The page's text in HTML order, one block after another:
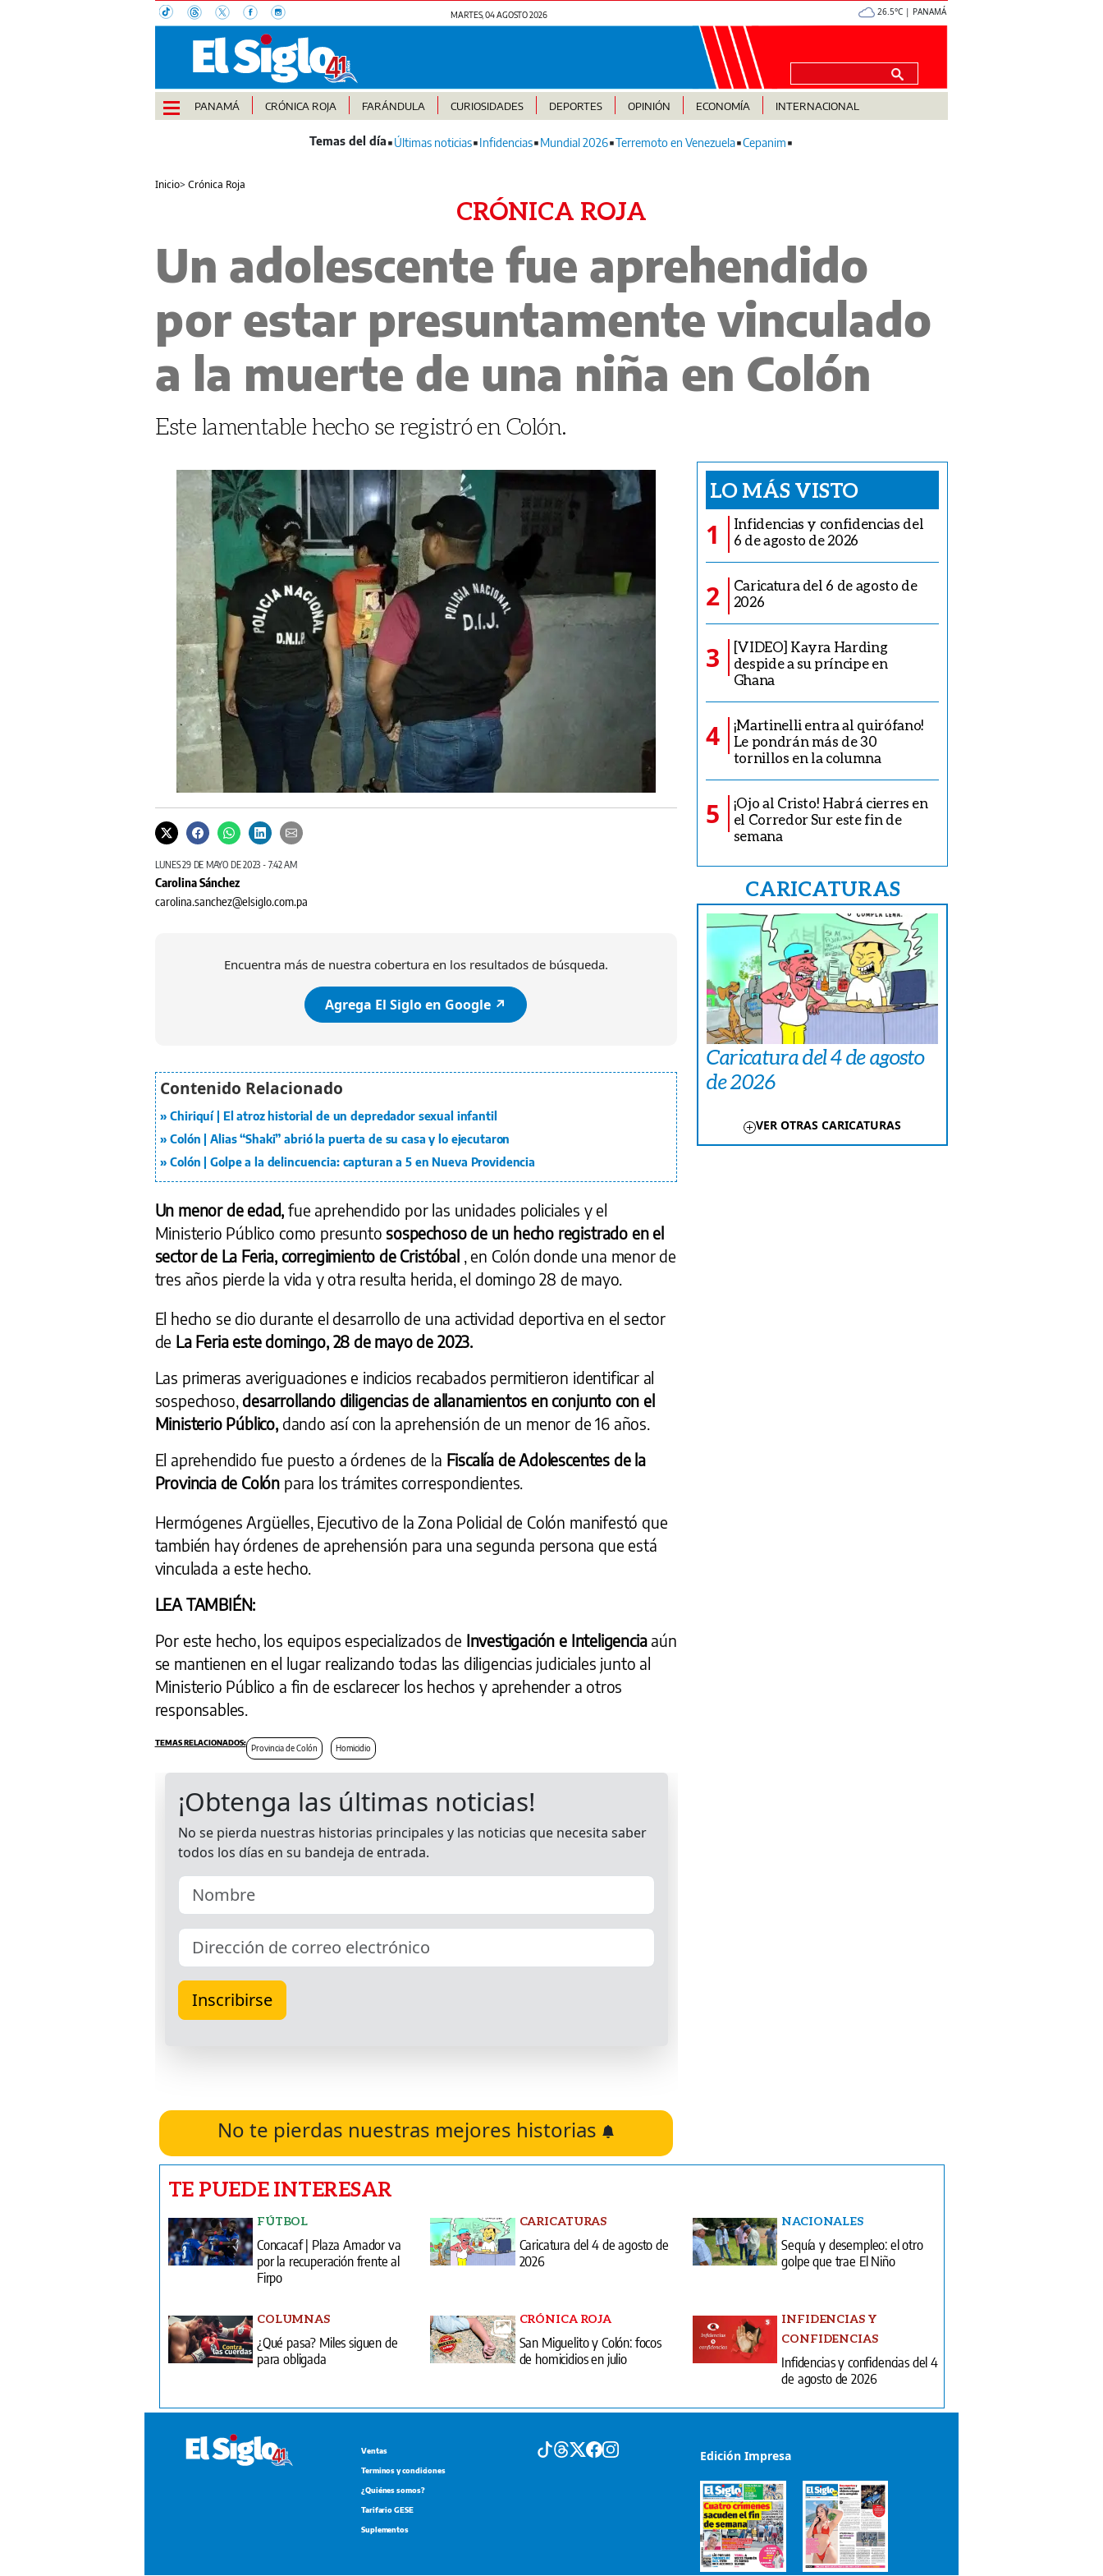
MARTES, 04 AGOSTO 2026 26.5°C | PANAMÁ
PANAMÁ CRÓNICA ROJA FARÁNDULA CURIOSIDADES DEPORTES OPINIÓN ECONOMÍA INTERNACIONAL
Últimas noticias Infidencias Mundial 2026 Terremoto en Venezuela Cepanim
Inicio>Crónica Roja
CRÓNICA ROJA
Un adolescente fue aprehendido
por estar presuntamente vinculado
a la muerte de una niña en Colón
Este lamentable hecho se registró en Colón.
LUNES 29 DE MAYO DE 2023 - 7:42 AM
Carolina Sánchez
carolina.sanchez@elsiglo.com.pa
Encuentra más de nuestra cobertura en los resultados de búsqueda.
Agrega El Siglo en Google ↗️
Chiriquí | El atroz historial de un depredador sexual infantil
Colón | Alias “Shaki” abrió la puerta de su casa y lo ejecutaron
Colón | Golpe a la delincuencia: capturan a 5 en Nueva Providencia
Un menor de edad,fue aprehendido por las unidades policiales y el
Ministerio Público como presuntosospechoso de un hecho registrado en el
sector de La Feria, corregimiento de Cristóbal , en Colón donde una menor de
tres años pierde la vida y otra resulta herida, el domingo 28 de mayo.
El hecho se dio durante el desarrollo de una actividad deportiva en el sector
de La Feria este domingo, 28 de mayo de 2023.
Las primeras averiguaciones e indicios recabados permitieron identificar al
sospechoso, desarrollando diligencias de allanamientos en conjunto con el
Ministerio Público, dando así con la aprehensión de un menor de 16 años.
El aprehendido fue puesto a órdenes de la Fiscalía de Adolescentes de la
Provincia de Colón para los trámites correspondientes.
Hermógenes Argüelles, Ejecutivo de la Zona Policial de Colón manifestó que
también hay órdenes de aprehensión para una segunda persona que está
vinculada a este hecho.
LEA TAMBIÉN:
Por este hecho, los equipos especializados de Investigación e Inteligencia aún
se mantienen en el lugar realizando todas las diligencias judiciales junto al
Ministerio Público a fin de esclarecer los hechos y aprehender a otros
responsables.
Provincia de Colón Homicidio
No te pierdas nuestras mejores historias
LO MÁS VISTO
1
Infidencias y confidencias del
6 de agosto de 2026
2
Caricatura del 6 de agosto de
2026
3
[VIDEO] Kayra Harding
despide a su príncipe en
Ghana
4
¡Martinelli entra al quirófano!
Le pondrán más de 30
tornillos en la columna
5
¡Ojo al Cristo! Habrá cierres en
el Corredor Sur este fin de
semana
CARICATURAS
Caricatura del 4 de agosto
de 2026
VER OTRAS CARICATURAS
TE PUEDE INTERESAR
FÚTBOL
Concacaf | Plaza Amador va
por la recuperación frente al
Firpo
CARICATURAS
Caricatura del 4 de agosto de
2026
NACIONALES
Sequía y desempleo: el otro
golpe que trae El Niño
COLUMNAS
¿Qué pasa? Miles siguen de
para obligada
CRÓNICA ROJA
San Miguelito y Colón: focos
de homicidios en julio
INFIDENCIAS Y
CONFIDENCIAS
Infidencias y confidencias del 4
de agosto de 2026
Ventas
Terminos y condiciones
¿Quiénes somos?
Tarifario GESE
Suplementos
Edición Impresa